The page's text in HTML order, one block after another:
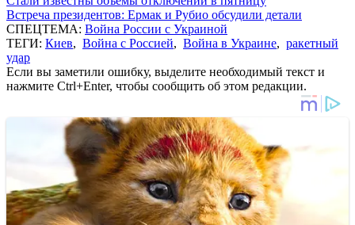
Встреча президентов: Ермак и Рубио обсудили детали
СПЕЦТЕМА: Война России с Украиной
ТЕГИ: Киев, Война с Россией, Война в Украине, ракетный
удар
Если вы заметили ошибку, выделите необходимый текст и
нажмите Ctrl+Enter, чтобы сообщить об этом редакции.